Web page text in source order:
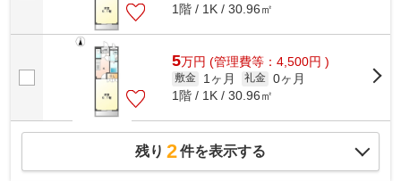
1階 / 1K / 30.96㎡
5万円 (管理費等：4,500円 )
敷金 1ヶ月 礼金 0ヶ月
1階 / 1K / 30.96㎡
残り 2件を表示する